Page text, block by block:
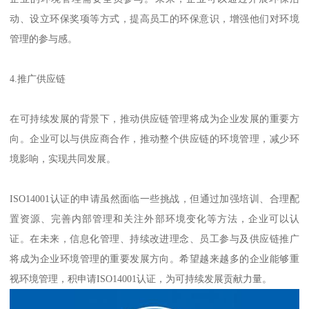
动、设立环保奖项等方式，提高员工的环保意识，增强他们对环境
管理的参与感。
4.推广供应链
在可持续发展的背景下，推动供应链管理将成为企业发展的重要方
向。企业可以与供应商合作，推动整个供应链的环境管理，减少环
境影响，实现共同发展。
ISO14001认证的申请虽然面临一些挑战，但通过加强培训、合理配
置资源、完善内部管理和关注外部环境变化等方法，企业可以认
证。在未来，信息化管理、持续改进理念、员工参与及供应链推广
将成为企业环境管理的重要发展方向。希望越来越多的企业能够重
视环境管理，积申请ISO14001认证，为可持续发展贡献力量。